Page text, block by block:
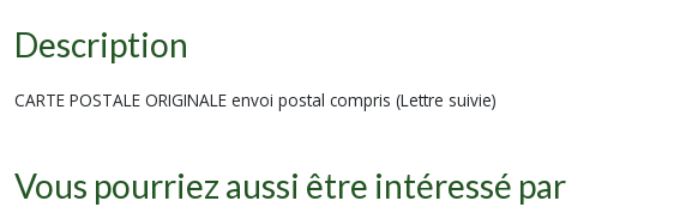
Description
CARTE POSTALE ORIGINALE envoi postal compris (Lettre suivie)
Vous pourriez aussi être intéressé par